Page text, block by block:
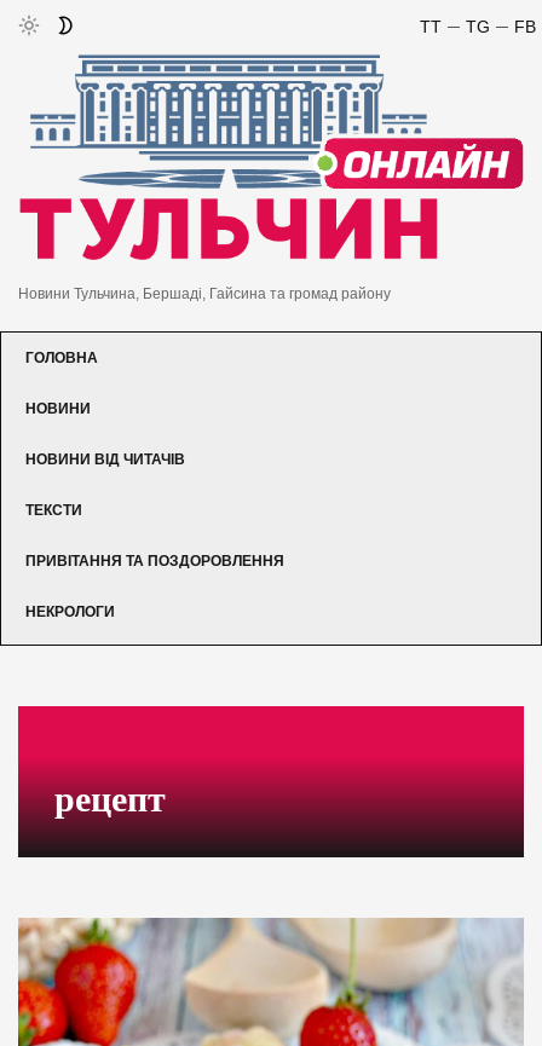
FB
TG
TT
Новини Тульчина, Бершаді, Гайсина та громад району
ГОЛОВНА
НОВИНИ
НОВИНИ ВІД ЧИТАЧІВ
ТЕКСТИ
ПРИВІТАННЯ ТА ПОЗДОРОВЛЕННЯ
НЕКРОЛОГИ
рецепт